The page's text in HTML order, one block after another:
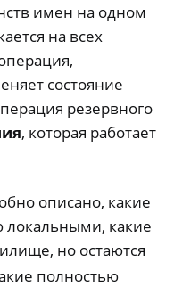
имен на одном
на всех
состояние
резервного
, которая работает
описано, какие
локальными, какие
но остаются
полностью